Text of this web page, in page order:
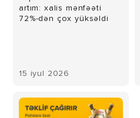
artım: xalis mənfəəti
72%-dən çox yüksəldi
15 iyul 2026